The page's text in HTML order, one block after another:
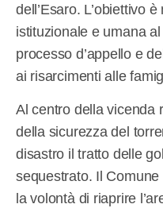
dell’Esaro. L’obiettivo
istituzionale e umana
processo d’appello e
ai risarcimenti alle
Al centro della vicenda
della sicurezza del
disastro il tratto delle
sequestrato. Il
la volontà di riaprire